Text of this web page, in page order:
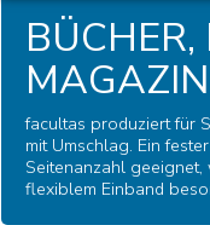
facultas produziert für
mit Umschlag. Ein
Seitenanzahl
flexiblem Einband